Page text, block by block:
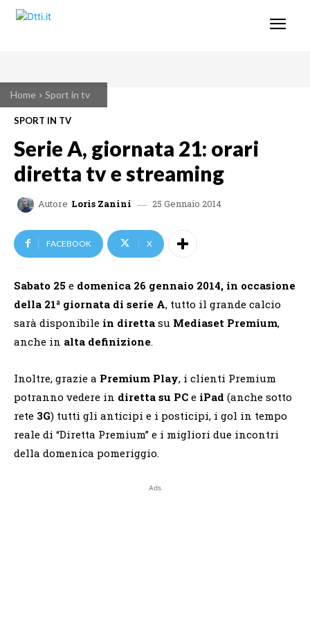
Home Sport in tv
SPORT IN TV
Serie A, giornata 21: orari
diretta tv e streaming
Autore Loris Zanini 25 Gennaio 2014
FACEBOOK X
Sabato 25 e domenica 26 gennaio 2014, in occasione
della 21ª giornata di serie A, tutto il grande calcio
sarà disponibile in diretta su Mediaset Premium,
anche in alta definizione.
Inoltre, grazie a Premium Play, i clienti Premium
potranno vedere in diretta su PC e iPad (anche sotto
rete 3G) tutti gli anticipi e i posticipi, i gol in tempo
reale di “Diretta Premium” e i migliori due incontri
della domenica pomeriggio.
Ads